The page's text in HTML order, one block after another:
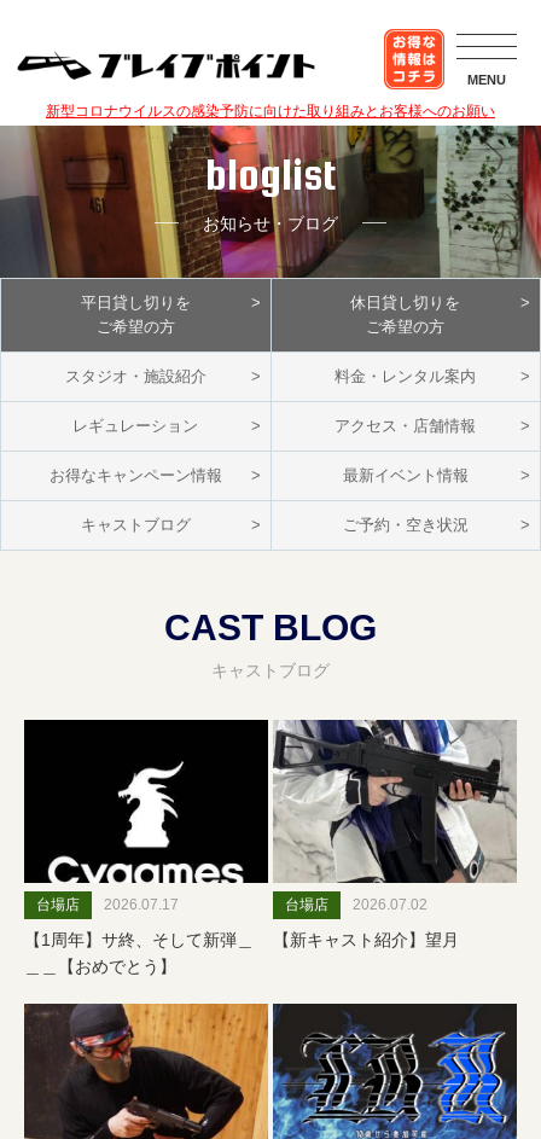
MENU
新型コロナウイルスの感染予防に向けた取り組みとお客様へのお願い
bloglist
お知らせ・ブログ
平日貸し切りを
ご希望の方
休日貸し切りを
ご希望の方
スタジオ・施設紹介 料金・レンタル案内
レギュレーション アクセス・店舗情報
お得なキャンペーン情報 最新イベント情報
キャストブログ ご予約・空き状況
CAST BLOG
キャストブログ
台場店 2026.07.17
【1周年】サ終、そして新弾＿
＿＿【おめでとう】
台場店 2026.07.02
【新キャスト紹介】望月